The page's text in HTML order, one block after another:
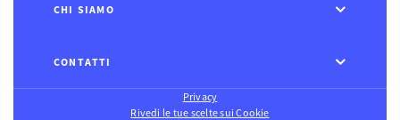
CHI SIAMO
CONTATTI
Privacy
Rivedi le tue scelte sui Cookie